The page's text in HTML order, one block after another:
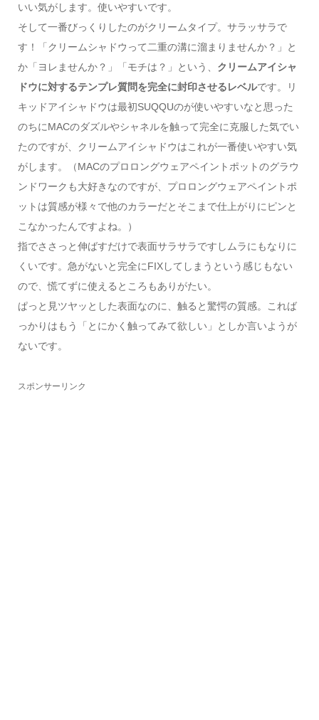
いい気がします。使いやすいです。
そして一番びっくりしたのがクリームタイプ。サラッサラで
す！「クリームシャドウって二重の溝に溜まりませんか？」と
か「ヨレませんか？」「モチは？」という、 クリームアイシャ
ドウに対するテンプレ質問を完全に封印させるレベルです。リ
キッドアイシャドウは最初SUQQUのが使いやすいなと思った
のちにMACのダズルやシャネルを触って完全に克服した気でい
たのですが、クリームアイシャドウはこれが一番使いやすい気
がします。（MACのプロロングウェアペイントポットのグラウ
ンドワークも大好きなのですが、プロロングウェアペイントポ
ットは質感が様々で他のカラーだとそこまで仕上がりにピンと
こなかったんですよね。）
指でささっと伸ばすだけで表面サラサラですしムラにもなりに
くいです。急がないと完全にFIXしてしまうという感じもない
ので、慌てずに使えるところもありがたい。
ぱっと見ツヤッとした表面なのに、触ると驚愕の質感。これば
っかりはもう「とにかく触ってみて欲しい」としか言いようが
ないです。
スポンサーリンク